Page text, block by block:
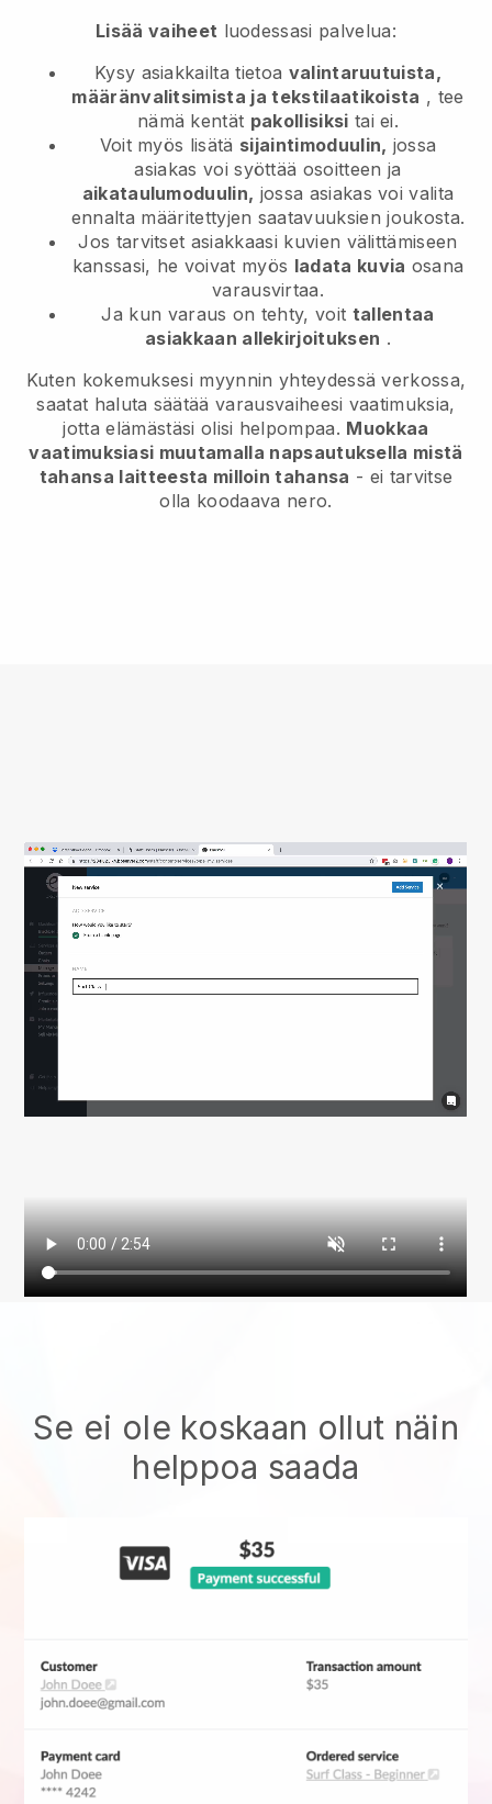
Lisää vaiheet luodessasi palvelua:
Kysy asiakkailta tietoa valintaruutuista,
määränvalitsimista ja tekstilaatikoista , tee
nämä kentät pakollisiksi tai ei.
Voit myös lisätä sijaintimoduulin, jossa
asiakas voi syöttää osoitteen ja
aikataulumoduulin, jossa asiakas voi valita
ennalta määritettyjen saatavuuksien joukosta.
Jos tarvitset asiakkaasi kuvien välittämiseen
kanssasi, he voivat myös ladata kuvia osana
varausvirtaa.
Ja kun varaus on tehty, voit tallentaa
asiakkaan allekirjoituksen .
Kuten kokemuksesi myynnin yhteydessä verkossa,
saatat haluta säätää varausvaiheesi vaatimuksia,
jotta elämästäsi olisi helpompaa. Muokkaa
vaatimuksiasi muutamalla napsautuksella mistä
tahansa laitteesta milloin tahansa - ei tarvitse
olla koodaava nero.
Se ei ole koskaan ollut näin
helppoa saada